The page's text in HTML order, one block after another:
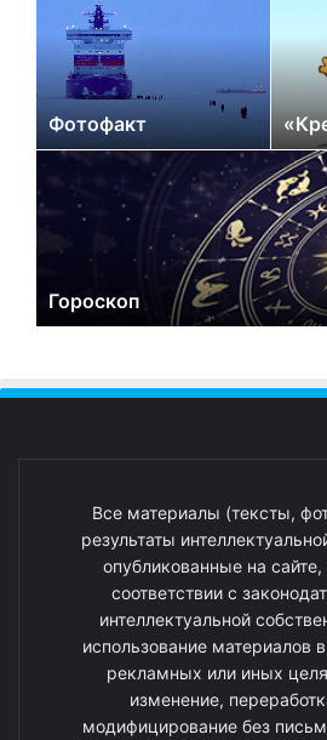
Фотофакт
Гороскоп
Все материалы (тексты,
результаты
опубликованные на
соответствии с
интеллектуальной
использование материалов
рекламных или иных
изменение,
модифицирование без